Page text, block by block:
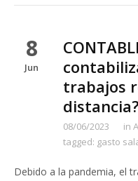
8
Jun
trabajos
distancia?
08/06/2023 in
tagged: gasto
Debido a la pandemia, el